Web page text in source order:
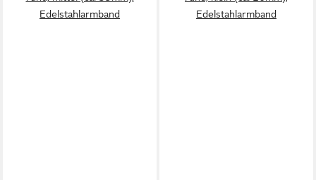
Edelstahlarmband
Edelstahlarmband